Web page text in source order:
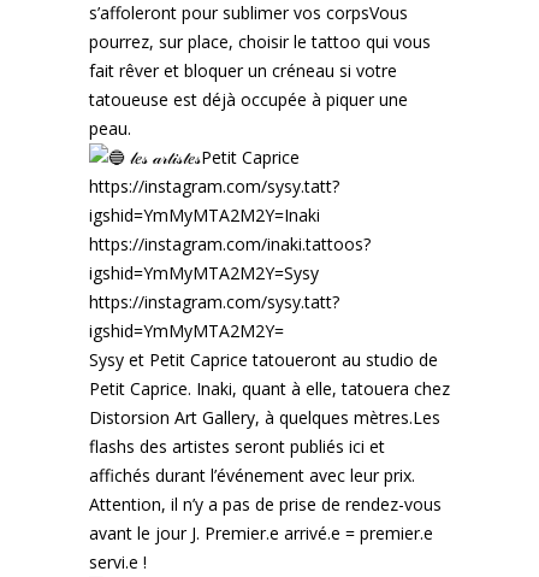
s’affoleront pour sublimer vos corpsVous
pourrez, sur place, choisir le tattoo qui vous
fait rêver et bloquer un créneau si votre
tatoueuse est déjà occupée à piquer une
peau.
𝓁𝑒𝓈 𝒶𝓇𝓉𝒾𝓈𝓉𝑒𝓈Petit Caprice
https://instagram.com/sysy.tatt?
igshid=YmMyMTA2M2Y=Inaki
https://instagram.com/inaki.tattoos?
igshid=YmMyMTA2M2Y=Sysy
https://instagram.com/sysy.tatt?
igshid=YmMyMTA2M2Y=
Sysy et Petit Caprice tatoueront au studio de
Petit Caprice. Inaki, quant à elle, tatouera chez
Distorsion Art Gallery, à quelques mètres.Les
flashs des artistes seront publiés ici et
affichés durant l’événement avec leur prix.
Attention, il n’y a pas de prise de rendez-vous
avant le jour J. Premier.e arrivé.e = premier.e
servi.e !